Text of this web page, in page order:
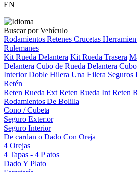
EN
Buscar por Vehículo
Rodamientos Retenes Crucetas
Rulemanes
Kit Rueda Delantera Kit Rueda Trasera
Delantera Cubo de Rueda Delantera
Interior Doble Hilera Una Hilera Seguros
Retén
Reten Rueda Ext Reten Rueda Int Reten
Rodamientos De Bolilla
Cono / Cubeta
Seguro Exterior
Seguro Interior
De cardan o Dado Con Oreja
4 Orejas
4 Tapas - 4 Platos
Dado Y Plato